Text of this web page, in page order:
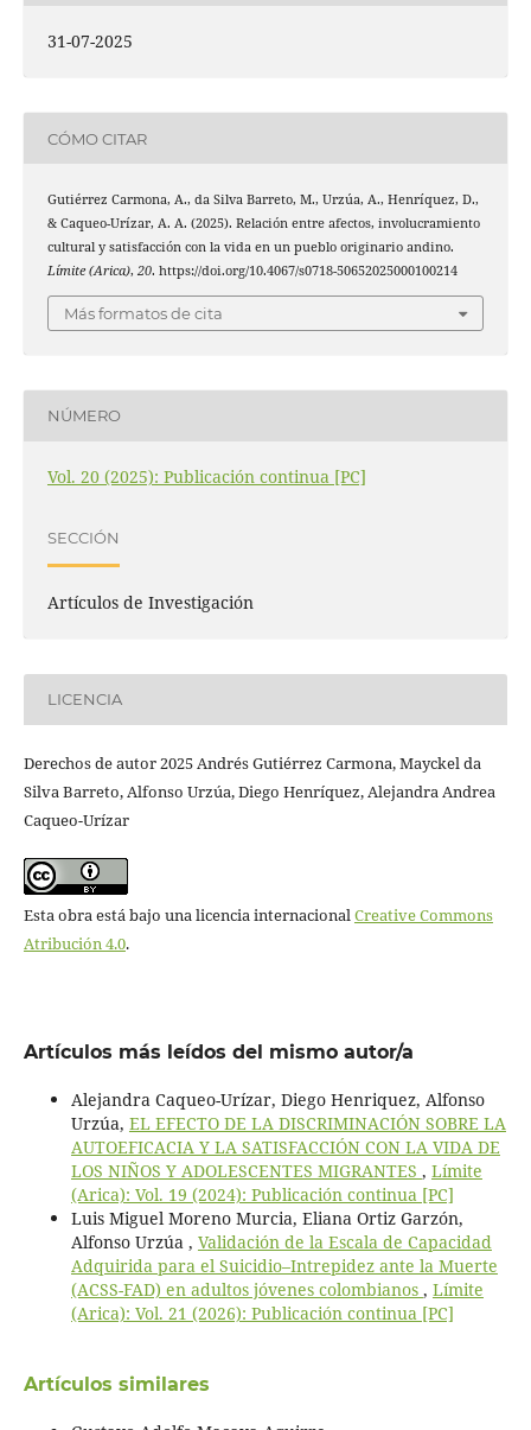
31-07-2025
CÓMO CITAR
Gutiérrez Carmona, A., da Silva Barreto, M., Urzúa, A., Henríquez, D.,
& Caqueo-Urízar, A. A. (2025). Relación entre afectos, involucramiento
cultural y satisfacción con la vida en un pueblo originario andino.
Límite (Arica), 20. https://doi.org/10.4067/s0718-50652025000100214
Más formatos de cita
NÚMERO
Vol. 20 (2025): Publicación continua [PC]
SECCIÓN
Artículos de Investigación
LICENCIA
Derechos de autor 2025 Andrés Gutiérrez Carmona, Mayckel da
Silva Barreto, Alfonso Urzúa, Diego Henríquez, Alejandra Andrea
Caqueo-Urízar
Esta obra está bajo una licencia internacionalCreative Commons
Atribución 4.0.
Artículos más leídos del mismo autor/a
Alejandra Caqueo-Urízar, Diego Henriquez, Alfonso
Urzúa, EL EFECTO DE LA DISCRIMINACIÓN SOBRE LA
AUTOEFICACIA Y LA SATISFACCIÓN CON LA VIDA DE
LOS NIÑOS Y ADOLESCENTES MIGRANTES , Límite
(Arica): Vol. 19 (2024): Publicación continua [PC]
Luis Miguel Moreno Murcia, Eliana Ortiz Garzón,
Alfonso Urzúa , Validación de la Escala de Capacidad
Adquirida para el Suicidio–Intrepidez ante la Muerte
(ACSS-FAD) en adultos jóvenes colombianos , Límite
(Arica): Vol. 21 (2026): Publicación continua [PC]
Artículos similares